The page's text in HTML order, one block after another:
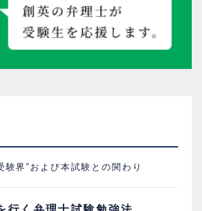
験界”および本試験との関わり